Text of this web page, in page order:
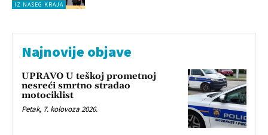
IZ NAŠEG KRAJA
Najnovije objave
UPRAVO U teškoj prometnoj
nesreći smrtno stradao
motociklist
Petak, 7. kolovoza 2026.